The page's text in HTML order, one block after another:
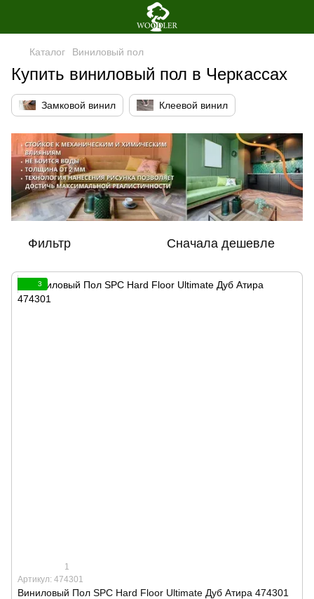
Каталог Виниловый пол
Купить виниловый пол в Черкассах
Замковой винил Клеевой винил
Фильтр Сначала дешевле
3
1
Артикул: 474301
Виниловый Пол SPС Hard Floor Ultimate Дуб Атира 474301